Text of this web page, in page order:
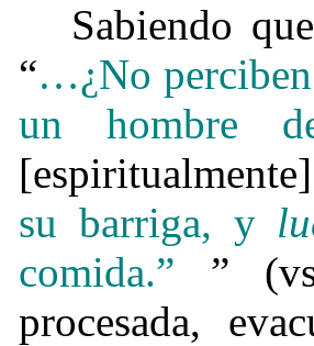
Sabiendo
“…¿No perciben
un hombre
[espiritualmente]
su barriga, y
comida.” ”
procesada,